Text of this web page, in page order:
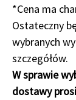
*Cena ma
Ostateczny
wybranych
szczegółów.
W sprawie
dostawy